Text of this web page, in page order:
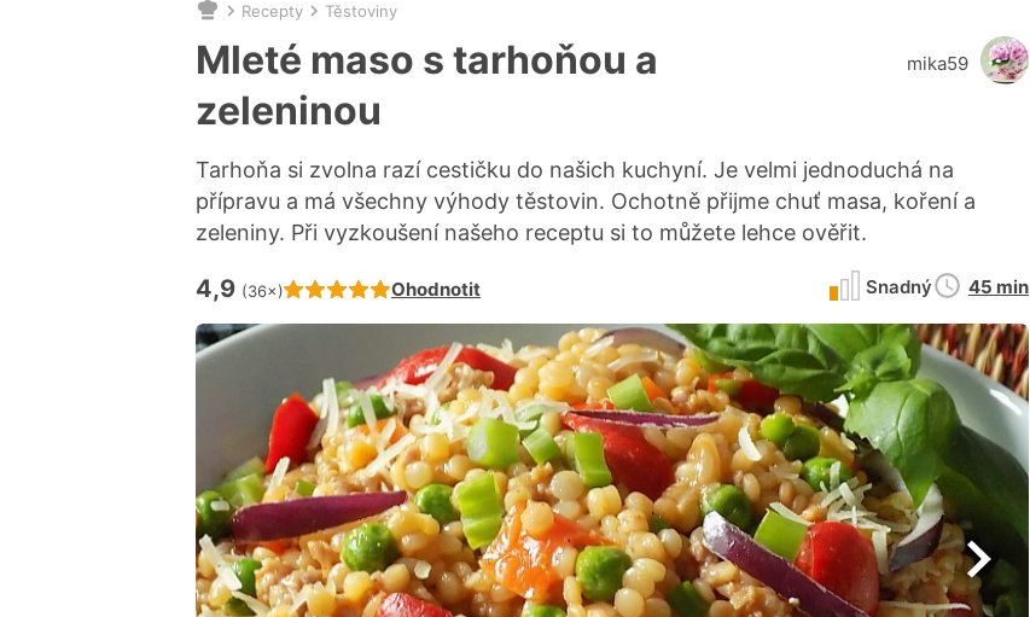
Nacházíte
se
zde:
Recepty Těstoviny
Mleté maso s tarhoňou a
zeleninou
Tarhoňa si zvolna razí cestičku do našich kuchyní. Je velmi jednoduchá na
přípravu a má všechny výhody těstovin. Ochotně přijme chuť masa, koření a
zeleniny. Při vyzkoušení našeho receptu si to můžete lehce ověřit.
Hodnocení receptu je
4,9 (36×) Ohodnotit
mika59
Snadný
Doba
45 min